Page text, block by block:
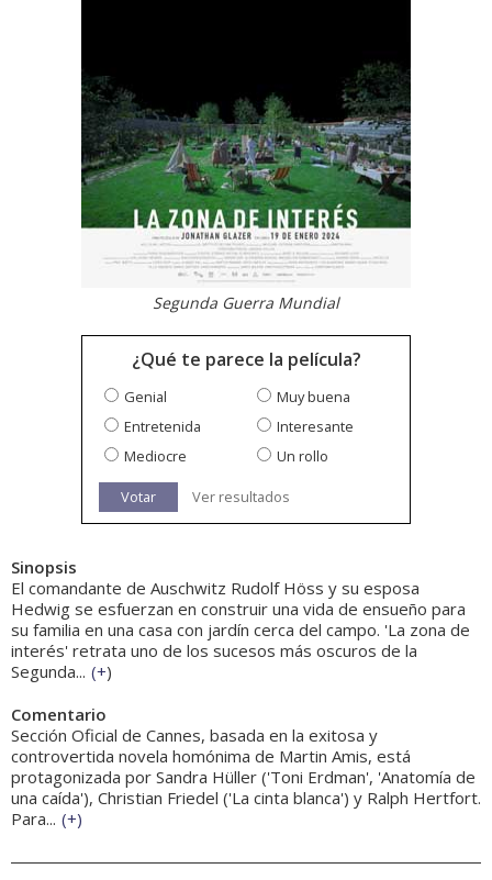
Segunda Guerra Mundial
¿Qué te parece la película?
Genial
Muy buena
Entretenida
Interesante
Mediocre
Un rollo
Votar Ver resultados
Sinopsis
El comandante de Auschwitz Rudolf Höss y su esposa
Hedwig se esfuerzan en construir una vida de ensueño para
su familia en una casa con jardín cerca del campo. 'La zona de
interés' retrata uno de los sucesos más oscuros de la
Segunda... (+)
Comentario
Sección Oficial de Cannes, basada en la exitosa y
controvertida novela homónima de Martin Amis, está
protagonizada por Sandra Hüller ('Toni Erdman', 'Anatomía de
una caída'), Christian Friedel ('La cinta blanca') y Ralph Hertfort.
Para... (+)